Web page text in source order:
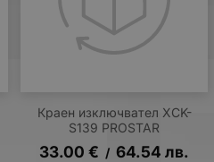
Краен изключвател XCK-
S139 PROSTAR
33.00 € / 64.54 лв.